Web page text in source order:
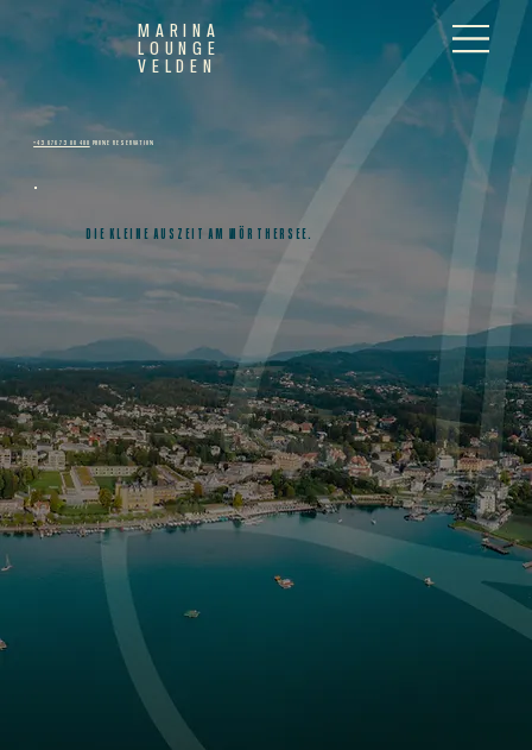
MARINA
LOUNGE
VELDEN
+43 676 73 00 400 PHONE RESERVATION
DIE KLEINE AUSZEIT AM WÖRTHERSEE.